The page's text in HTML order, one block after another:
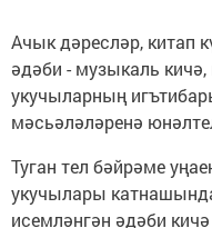
Ачык дәресләр, китап
әдәби - музыкаль кичә,
укучыларның
мәсьәләләренә
Туган тел бәйрәме
укучылары
исемләнгән әдәби